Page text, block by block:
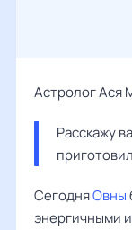
Астролог Ася
Расскажу
СегодняОвны
энергичными